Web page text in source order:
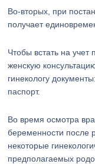
Во-вторых, при
получает
Чтобы встать на учет
женскую
гинекологу
паспорт.
Во время осмотра
беременности после
некоторые
предполагаемых